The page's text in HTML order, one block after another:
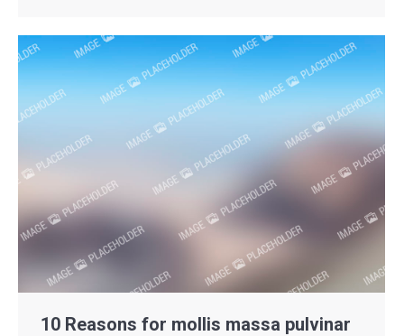
10 Reasons for mollis massa pulvinar